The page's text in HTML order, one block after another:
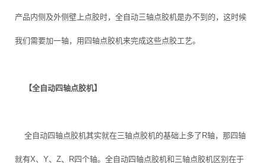
产品内侧及外侧壁上点胶时，全自动三轴点胶机是办不到的，这时候
我们需要加一轴，用四轴点胶机来完成这些点胶工艺。
【全自动四轴点胶机】
全自动四轴点胶机其实就在三轴点胶机的基础上多了R轴，那四轴
就有X、Y、Z、R四个轴。全自动四轴点胶机和三轴点胶机区别在于